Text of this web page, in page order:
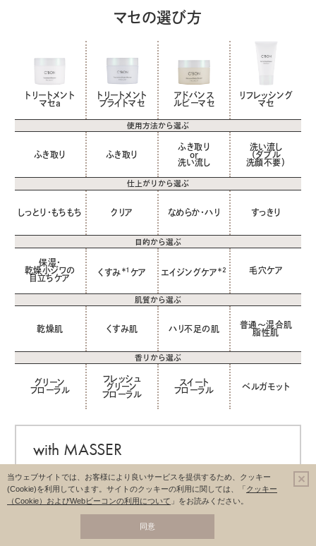
マセの選び方
トリートメント
マセa
トリートメント
ブライトマセ
アドバンス
ルビーマセ
リフレッシング
マセ
使用方法から選ぶ
ふき取り ふき取り
ふき取り
or
洗い流し
洗い流し
（ダブル
洗顔不要）
仕上がりから選ぶ
しっとり・もちもち クリア なめらか・ハリ すっきり
目的から選ぶ
保湿・
乾燥小ジワの
目立ちケア
くすみ ＊1 ケア エイジングケア ＊2 毛穴ケア
肌質から選ぶ
乾燥肌 くすみ肌 ハリ不足の肌
普通～混合肌
脂性肌
香りから選ぶ
グリーン
フローラル
フレッシュ
グリーン
フローラル
スイート
フローラル
ベルガモット
with MASSER
ッと吸い取ります。水またはぬるま湯で濡らし、軽く絞ってお使いくだ
さい。
当ウェブサイトでは、お客様により良いサービスを提供するため、クッキー
(Cookie)を利用しています。 サイトのクッキーの利用に関しては、「クッキー
（Cookie）およびWebビーコンの利用について 」をお読みください。
同意